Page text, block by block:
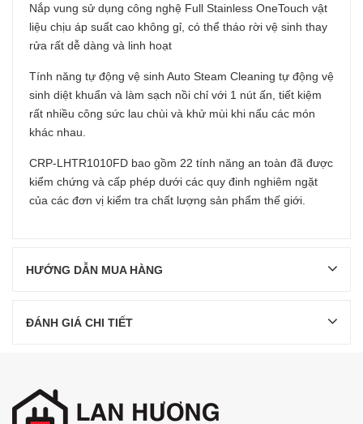
Nắp vung sử dụng công nghệ Full Stainless OneTouch vật
liệu chịu áp suất cao không gỉ, có thể tháo rời vệ sinh thay
rửa rất dễ dàng và linh hoạt
Tính năng tự động vệ sinh Auto Steam Cleaning tự động vệ
sinh diệt khuẩn và làm sạch nồi chỉ với 1 nút ấn, tiết kiệm
rất nhiều công sức lau chùi và khử mùi khi nấu các món
khác nhau.
CRP-LHTR1010FD bao gồm 22 tính năng an toàn đã được
kiểm chứng và cấp phép dưới các quy đinh nghiêm ngặt
của các đơn vị kiểm tra chất lượng sản phẩm thế giới.
HƯỚNG DẪN MUA HÀNG
ĐÁNH GIÁ CHI TIẾT